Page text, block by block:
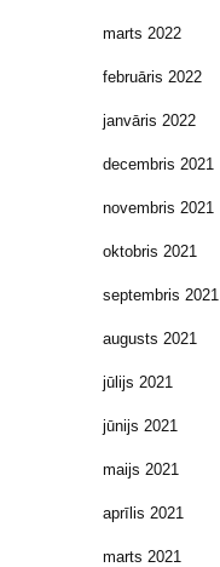
marts 2022
februāris 2022
janvāris 2022
decembris 2021
novembris 2021
oktobris 2021
septembris 2021
augusts 2021
jūlijs 2021
jūnijs 2021
maijs 2021
aprīlis 2021
marts 2021